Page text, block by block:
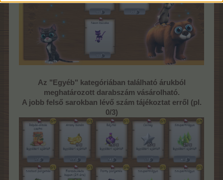
Az "Egyéb" kategóriában található árukból
meghatározott darabszám vásárolható.
A jobb felső sarokban lévő szám tájékoztat erről (pl.
0/3)